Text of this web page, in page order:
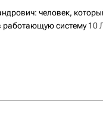
человек,
работающую систему 10